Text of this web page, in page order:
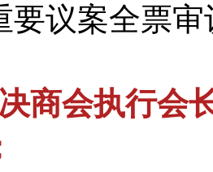
要议案全票
商会执行会